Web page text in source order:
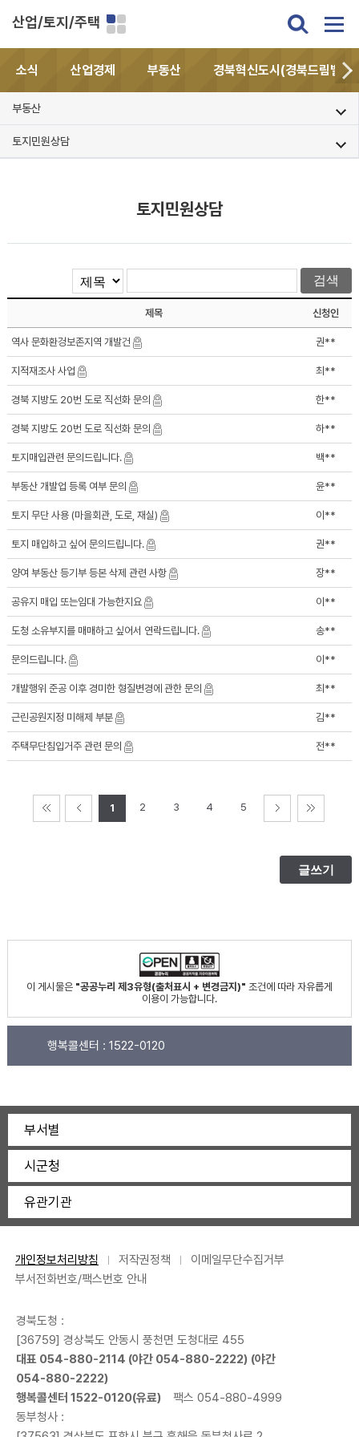
산업/토지/주택
소식 산업경제 부동산 경북혁신도시(경북드림밸리)
부동산
토지민원상담
토지민원상담
제목 신청인
역사 문화환겅보존지역 개발건 권**
지적재조사 사업 최**
경북 지방도 20번 도로 직선화 문의 한**
경북 지방도 20번 도로 직선화 문의 하**
토지매입관련 문의드립니다. 백**
부동산 개발업 등록 여부 문의 윤**
토지 무단 사용 (마을회관, 도로, 재실) 이**
토지 매입하고 싶어 문의드립니다. 권**
양여 부동산 등기부 등본 삭제 관련 사항 장**
공유지 매입 또는임대 가능한지요 이**
도청 소유부지를 매매하고 싶어서 연락드립니다. 송**
문의드립니다. 이**
개발행위 준공 이후 경미한 형질변경에 관한 문의 최**
근린공원지정 미해제 부분 김**
주택무단침입거주 관련 문의 전**
1 2 3 4 5
이 게시물은 "공공누리 제3유형(출처표시 + 변경금지)" 조건에 따라 자유롭게
이용이 가능합니다.
행복콜센터 : 1522-0120
부서별
시군청
유관기관
개인정보처리방침 저작권정책
이메일무단수집거부
부서전화번호/팩스번호 안내
경북도청 :
[36759] 경상북도 안동시 풍천면 도청대로 455
대표 054-880-2114 (야간 054-880-2222) (야간
054-880-2222)
행복콜센터 1522-0120(유료)
팩스 054-880-4999
동부청사 :